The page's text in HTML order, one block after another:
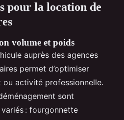
pour la location de
volume et poids
auprès des agences
permet d’optimiser
ou activité professionnelle.
sont
: fourgonnette